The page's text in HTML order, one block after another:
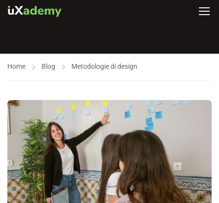
Home Blog Metodologie di design